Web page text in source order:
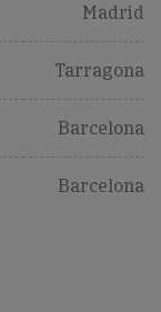
Madrid
Tarragona
Barcelona
Barcelona